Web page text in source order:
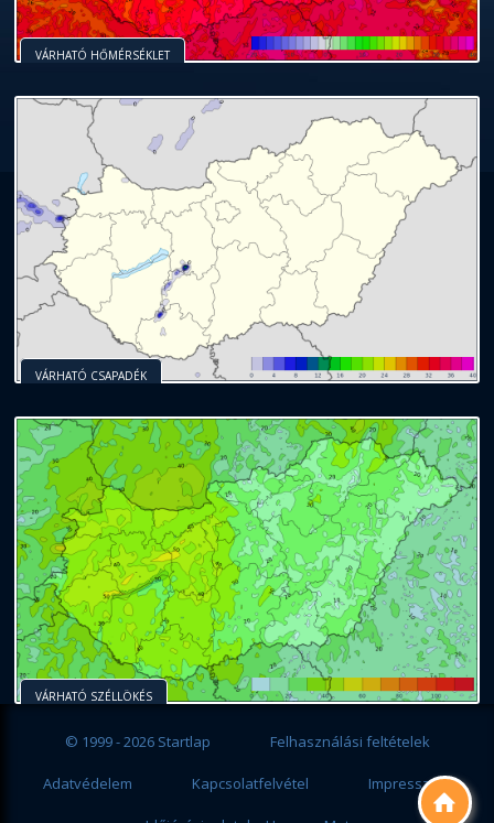

VÁRHATÓ HŐMÉRSÉKLET
VÁRHATÓ CSAPADÉK
VÁRHATÓ SZÉLLÖKÉS
© 1999 - 2026 Startlap Felhasználási feltételek
Adatvédelem Kapcsolatfelvétel Impresszum